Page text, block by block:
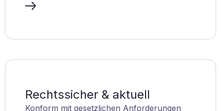
Rechtssicher & aktuell
Konform mit gesetzlichen Anforderungen